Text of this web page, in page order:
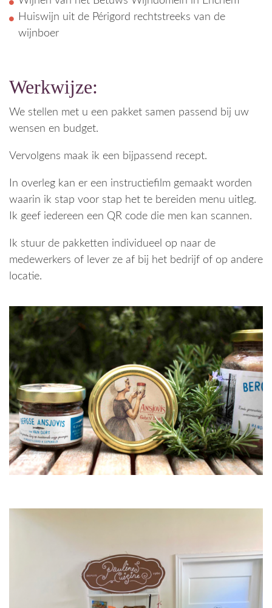
Huiswijn uit de Périgord rechtstreeks van de
wijnboer
Werkwijze:
We stellen met u een pakket samen passend bij uw
wensen en budget.
Vervolgens maak ik een bijpassend recept.
In overleg kan er een instructiefilm gemaakt worden
waarin ik stap voor stap het te bereiden menu uitleg.
Ik geef iedereen een QR code die men kan scannen.
Ik stuur de pakketten individueel op naar de
medewerkers of lever ze af bij het bedrijf of op andere
locatie.